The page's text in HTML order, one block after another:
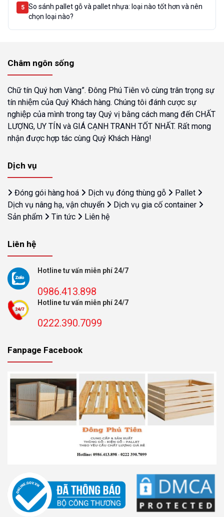
5
So sánh pallet gỗ và pallet nhựa: loại nào tốt hơn và nên
chọn loại nào?
Châm ngôn sống
Chữ tín Quý hơn Vàng”. Đông Phú Tiên vô cùng trân trọng sự
tín nhiệm của Quý Khách hàng. Chúng tôi đánh cược sự
nghiệp của mình trong tay Quý vị bằng cách mang đến CHẤT
LƯỢNG, UY TÍN và GIÁ CẠNH TRANH TỐT NHẤT. Rất mong
nhận được hợp tác cùng Quý Khách Hàng!
Dịch vụ
Đóng gói hàng hoá Dịch vụ đóng thùng gỗ
Pallet
Dịch vụ nâng hạ, vận chuyển
Dịch vụ gia cố container
Sản phẩm
Tin tức Liên hệ
Liên hệ
Hotline tư vấn miễn phí 24/7
0986.413.898
Hotline tư vấn miễn phí 24/7
0222.390.7099
Fanpage Facebook